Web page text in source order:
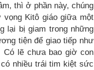
thì ở phần này, chúng
Kitô giáo giữa một
lại bị giam trong những
tiện để giao tiếp như
Có lẽ chưa bao giờ con
nhiều trái tim kiệt sức